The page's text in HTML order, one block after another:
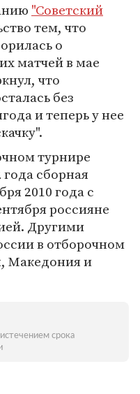
"Советский
тем, что
о
матчей в мае
что
без
и теперь у нее
турнире
сборная
2010 года с
россияне
Другими
в отборочном
Македония и
срока